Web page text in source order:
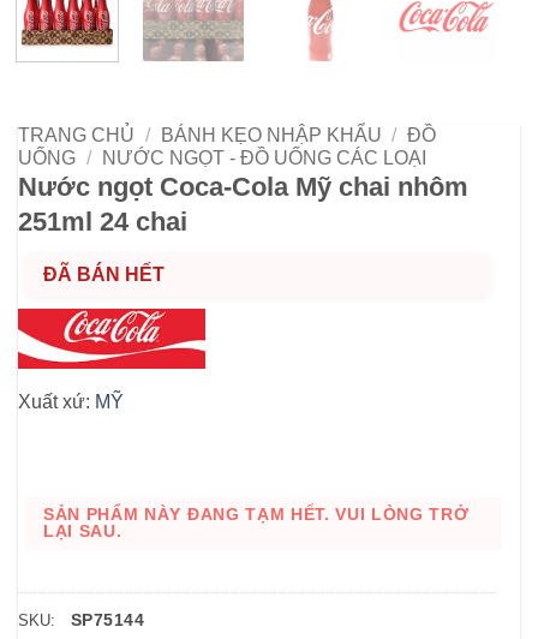
TRANG CHỦ / BÁNH KẸO NHẬP KHẨU / ĐỒ
UỐNG / NƯỚC NGỌT - ĐỒ UỐNG CÁC LOẠI
Nước ngọt Coca-Cola Mỹ chai nhôm
251ml 24 chai
ĐÃ BÁN HẾT
Xuất xứ: MỸ
SẢN PHẨM NÀY ĐANG TẠM HẾT. VUI LÒNG TRỞ
LẠI SAU.
SKU: SP75144